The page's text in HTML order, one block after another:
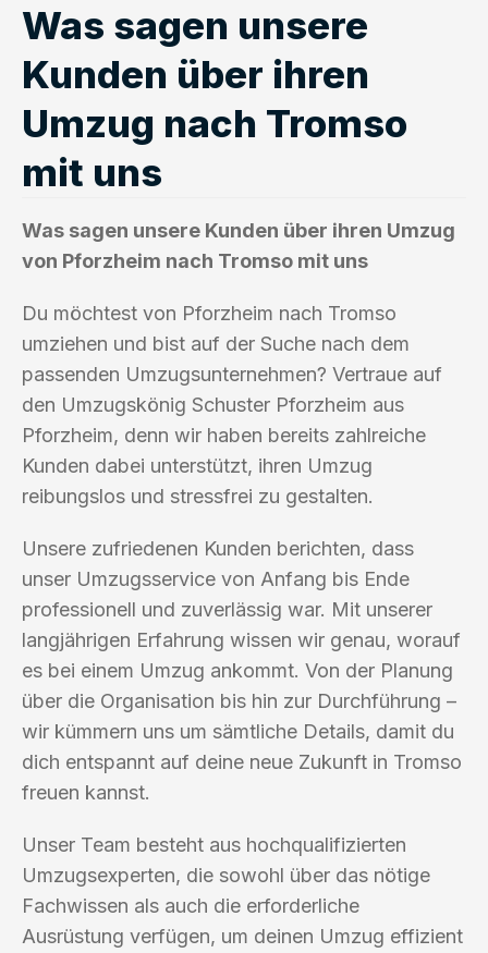
Was sagen unsere
Kunden über ihren
Umzug nach Tromso
mit uns
Was sagen unsere Kunden über ihren Umzug
von Pforzheim nach Tromso mit uns
Du möchtest von Pforzheim nach Tromso
umziehen und bist auf der Suche nach dem
passenden Umzugsunternehmen? Vertraue auf
den Umzugskönig Schuster Pforzheim aus
Pforzheim, denn wir haben bereits zahlreiche
Kunden dabei unterstützt, ihren Umzug
reibungslos und stressfrei zu gestalten.
Unsere zufriedenen Kunden berichten, dass
unser Umzugsservice von Anfang bis Ende
professionell und zuverlässig war. Mit unserer
langjährigen Erfahrung wissen wir genau, worauf
es bei einem Umzug ankommt. Von der Planung
über die Organisation bis hin zur Durchführung –
wir kümmern uns um sämtliche Details, damit du
dich entspannt auf deine neue Zukunft in Tromso
freuen kannst.
Unser Team besteht aus hochqualifizierten
Umzugsexperten, die sowohl über das nötige
Fachwissen als auch die erforderliche
Ausrüstung verfügen, um deinen Umzug effizient